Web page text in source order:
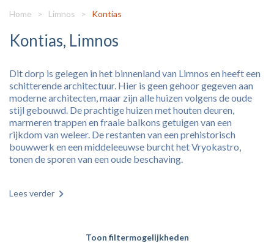
Home > Limnos > Kontias
Kontias, Limnos
Dit dorp is gelegen in het binnenland van Limnos en heeft een
schitterende architectuur. Hier is geen gehoor gegeven aan
moderne architecten, maar zijn alle huizen volgens de oude
stijl gebouwd. De prachtige huizen met houten deuren,
marmeren trappen en fraaie balkons getuigen van een
rijkdom van weleer. De restanten van een prehistorisch
bouwwerk en een middeleeuwse burcht het Vryokastro,
tonen de sporen van een oude beschaving.
Lees verder
Toon filtermogelijkheden